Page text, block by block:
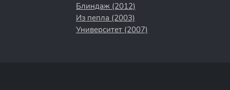
Блиндаж (2012)
Из пепла (2003)
Университет (2007)